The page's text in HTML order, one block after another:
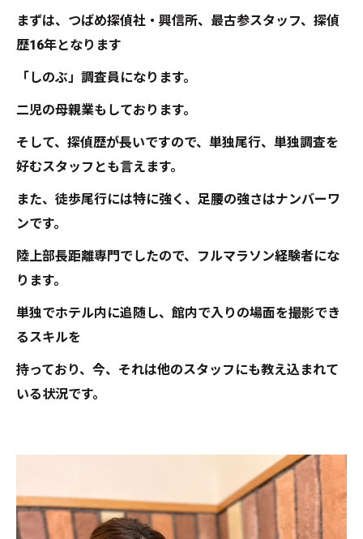
まずは、つばめ探偵社・興信所、最古参スタッフ、探偵
歴16年となります
「しのぶ」調査員になります。
二児の母親業もしております。
そして、探偵歴が長いですので、単独尾行、単独調査を
好むスタッフとも言えます。
また、徒歩尾行には特に強く、足腰の強さはナンバーワ
ンです。
陸上部長距離専門でしたので、フルマラソン経験者にな
ります。
単独でホテル内に追随し、館内で入りの場面を撮影でき
るスキルを
持っており、今、それは他のスタッフにも教え込まれて
いる状況です。